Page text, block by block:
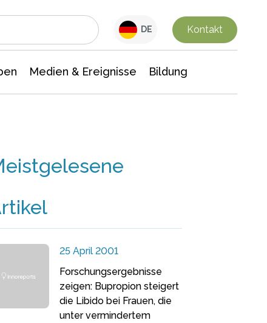
DE Kontakt
Medien & Ereignisse Bildung
25 April 2001
Forschungsergebnisse
zeigen: Bupropion steigert
die Libido bei Frauen, die
unter vermindertem